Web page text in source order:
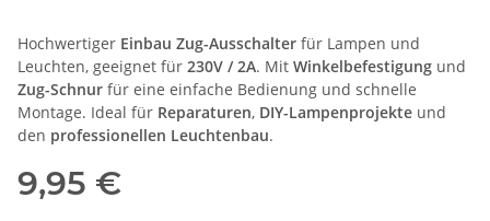
Hochwertiger Einbau Zug-Ausschalter für Lampen und
Leuchten, geeignet für 230V / 2A. Mit Winkelbefestigung und
Zug-Schnur für eine einfache Bedienung und schnelle
Montage. Ideal für Reparaturen, DIY-Lampenprojekte und
den professionellen Leuchtenbau.
9,95 €